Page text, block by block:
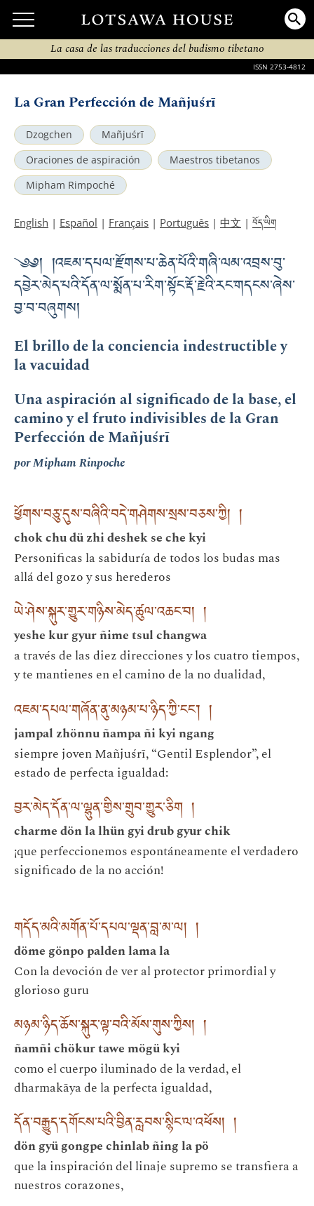
La casa de las traducciones del budismo tibetano
ISSN 2753-4812
La Gran Perfección de Mañjuśrī
Dzogchen
Mañjuśrī
Oraciones de aspiración
Maestros tibetanos
Mipham Rimpoché
English | Español | Français | Português | 中文 | བོད་ཡིག
༄༅། །འཇམ་དཔལ་རྫོགས་པ་ཆེན་པོའི་གཞི་ལམ་འབྲས་བུ་
དབྱེར་མེད་པའི་དོན་ལ་སྨོན་པ་རིག་སྟོང་རྡོ་རྗེའི་རང་གདངས་ཞེས་
བྱ་བ་བཞུགས།
El brillo de la conciencia indestructible y
la vacuidad
Una aspiración al significado de la base, el
camino y el fruto indivisibles de la Gran
Perfección de Mañjuśrī
por Mipham Rinpoche
ཕྱོགས་བཅུ་དུས་བཞིའི་བདེ་གཤེགས་སྲས་བཅས་ཀྱི། །
chok chu dü zhi deshek se che kyi
Personificas la sabiduría de todos los budas mas
allá del gozo y sus herederos
ཡེ་ཤེས་སྐུར་གྱུར་གཉིས་མེད་ཚུལ་འཆང་བ། །
yeshe kur gyur ñime tsul changwa
a través de las diez direcciones y los cuatro tiempos,
y te mantienes en el camino de la no dualidad,
འཇམ་དཔལ་གཞོན་ནུ་མཉམ་པ་ཉིད་ཀྱི་ངང་། །
jampal zhönnu ñampa ñi kyi ngang
siempre joven Mañjuśrī, “Gentil Esplendor”, el
estado de perfecta igualdad:
བྱར་མེད་དོན་ལ་ལྷུན་གྱིས་གྲུབ་གྱུར་ཅིག །
charme dön la lhün gyi drub gyur chik
¡que perfeccionemos espontáneamente el verdadero
significado de la no acción!
གདོད་མའི་མགོན་པོ་དཔལ་ལྡན་བླ་མ་ལ། །
döme gönpo palden lama la
Con la devoción de ver al protector primordial y
glorioso guru
མཉམ་ཉིད་ཆོས་སྐུར་ལྟ་བའི་མོས་གུས་ཀྱིས། །
ñamñi chökur tawe mögü kyi
como el cuerpo iluminado de la verdad, el
dharmakāya de la perfecta igualdad,
དོན་བརྒྱུད་དགོངས་པའི་བྱིན་རླབས་སྙིང་ལ་འཕོས། །
dön gyü gongpe chinlab ñing la pö
que la inspiración del linaje supremo se transfiera a
nuestros corazones,